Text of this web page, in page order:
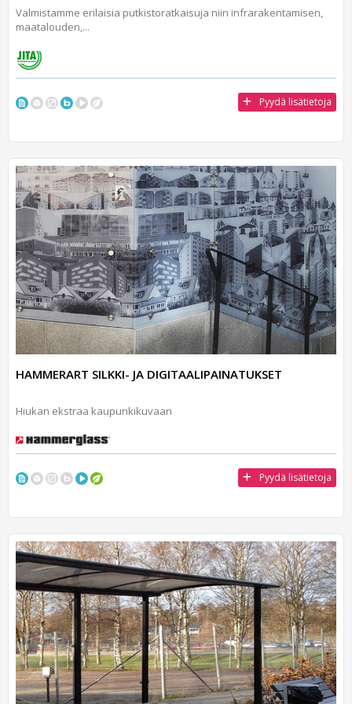
Valmistamme erilaisia putkistoratkaisuja niin infrarakentamisen,
maatalouden,...
Pyydä lisätietoja
HAMMERART SILKKI- JA DIGITAALIPAINATUKSET
Hiukan ekstraa kaupunkikuvaan
Pyydä lisätietoja